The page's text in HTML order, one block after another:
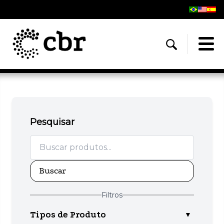
Pesquisar
Buscar
Filtros
Tipos de Produto ▼